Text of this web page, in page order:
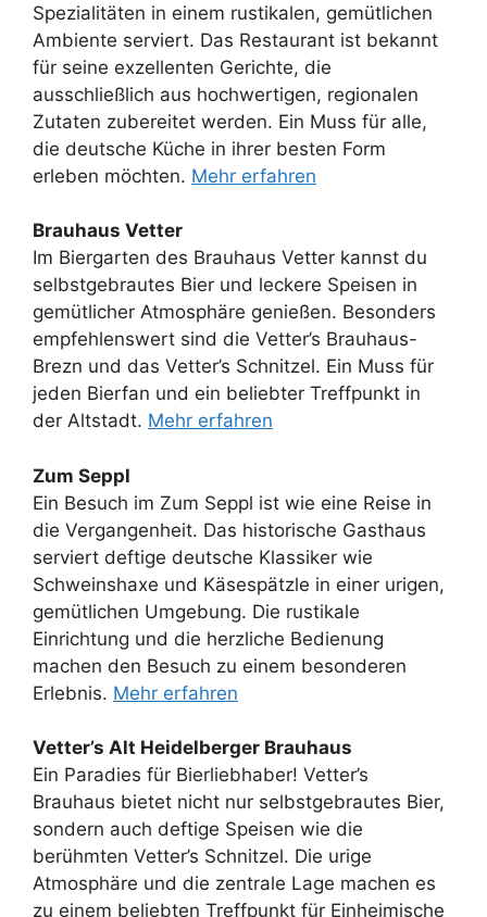
Spezialitäten in einem rustikalen, gemütlichen
Ambiente serviert. Das Restaurant ist bekannt
für seine exzellenten Gerichte, die
ausschließlich aus hochwertigen, regionalen
Zutaten zubereitet werden. Ein Muss für alle,
die deutsche Küche in ihrer besten Form
erleben möchten. Mehr erfahren
Brauhaus Vetter
Im Biergarten des Brauhaus Vetter kannst du
selbstgebrautes Bier und leckere Speisen in
gemütlicher Atmosphäre genießen. Besonders
empfehlenswert sind die Vetter’s Brauhaus-
Brezn und das Vetter’s Schnitzel. Ein Muss für
jeden Bierfan und ein beliebter Treffpunkt in
der Altstadt. Mehr erfahren
Zum Seppl
Ein Besuch im Zum Seppl ist wie eine Reise in
die Vergangenheit. Das historische Gasthaus
serviert deftige deutsche Klassiker wie
Schweinshaxe und Käsespätzle in einer urigen,
gemütlichen Umgebung. Die rustikale
Einrichtung und die herzliche Bedienung
machen den Besuch zu einem besonderen
Erlebnis. Mehr erfahren
Vetter’s Alt Heidelberger Brauhaus
Ein Paradies für Bierliebhaber! Vetter’s
Brauhaus bietet nicht nur selbstgebrautes Bier,
sondern auch deftige Speisen wie die
berühmten Vetter’s Schnitzel. Die urige
Atmosphäre und die zentrale Lage machen es
zu einem beliebten Treffpunkt für Einheimische